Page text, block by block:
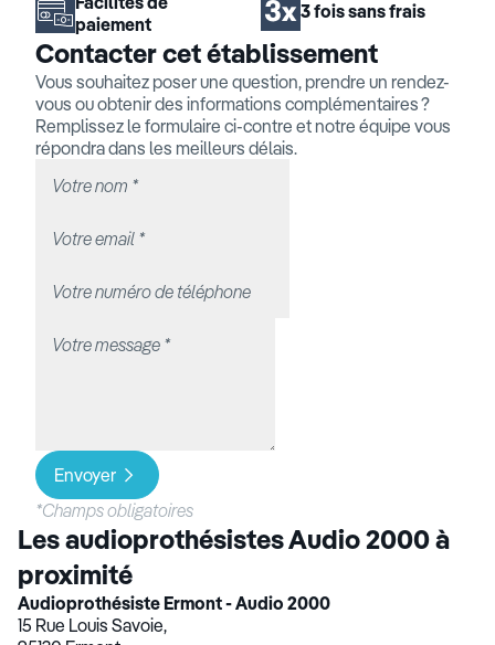
paiement
3 fois sans frais
Contacter cet établissement
Vous souhaitez poser une question, prendre un rendez-
vous ou obtenir des informations complémentaires ?
Remplissez le formulaire ci-contre et notre équipe vous
répondra dans les meilleurs délais.
Envoyer
*Champs obligatoires
Les audioprothésistes Audio 2000 à
proximité
Audioprothésiste Ermont - Audio 2000
15 Rue Louis Savoie,